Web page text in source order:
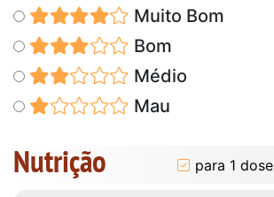
Muito Bom
Bom
Médio
Mau
Nutrição para 1 dose